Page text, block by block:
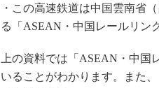
・この高速鉄道は中国雲南省
る「ASEAN・中国レールリン
上の資料では「ASEAN・中国
いることがわかります。また